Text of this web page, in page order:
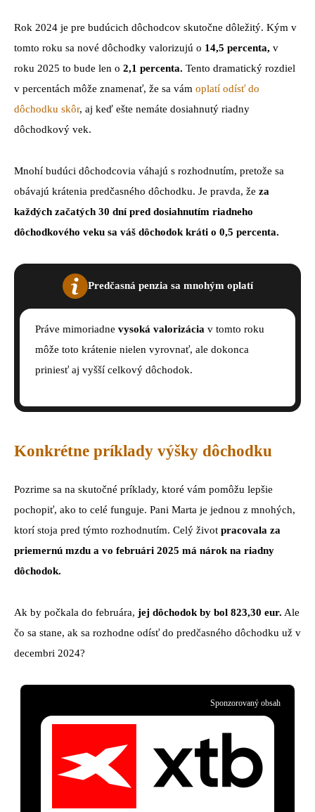
Rok 2024 je pre budúcich dôchodcov skutočne dôležitý. Kým v
tomto roku sa nové dôchodky valorizujú o 14,5 percenta, v
roku 2025 to bude len o 2,1 percenta. Tento dramatický rozdiel
v percentách môže znamenať, že sa vám oplatí odísť do
dôchodku skôr, aj keď ešte nemáte dosiahnutý riadny
dôchodkový vek.
Mnohí budúci dôchodcovia váhajú s rozhodnutím, pretože sa
obávajú krátenia predčasného dôchodku. Je pravda, že za
každých začatých 30 dní pred dosiahnutím riadneho
dôchodkového veku sa váš dôchodok kráti o 0,5 percenta.
Predčasná penzia sa mnohým oplatí
Práve mimoriadne vysoká valorizácia v tomto roku
môže toto krátenie nielen vyrovnať, ale dokonca
priniesť aj vyšší celkový dôchodok.
Konkrétne príklady výšky dôchodku
Pozrime sa na skutočné príklady, ktoré vám pomôžu lepšie
pochopiť, ako to celé funguje. Pani Marta je jednou z mnohých,
ktorí stoja pred týmto rozhodnutím. Celý život pracovala za
priemernú mzdu a vo februári 2025 má nárok na riadny
dôchodok.
Ak by počkala do februára, jej dôchodok by bol 823,30 eur. Ale
čo sa stane, ak sa rozhodne odísť do predčasného dôchodku už v
decembri 2024?
Sponzorovaný obsah